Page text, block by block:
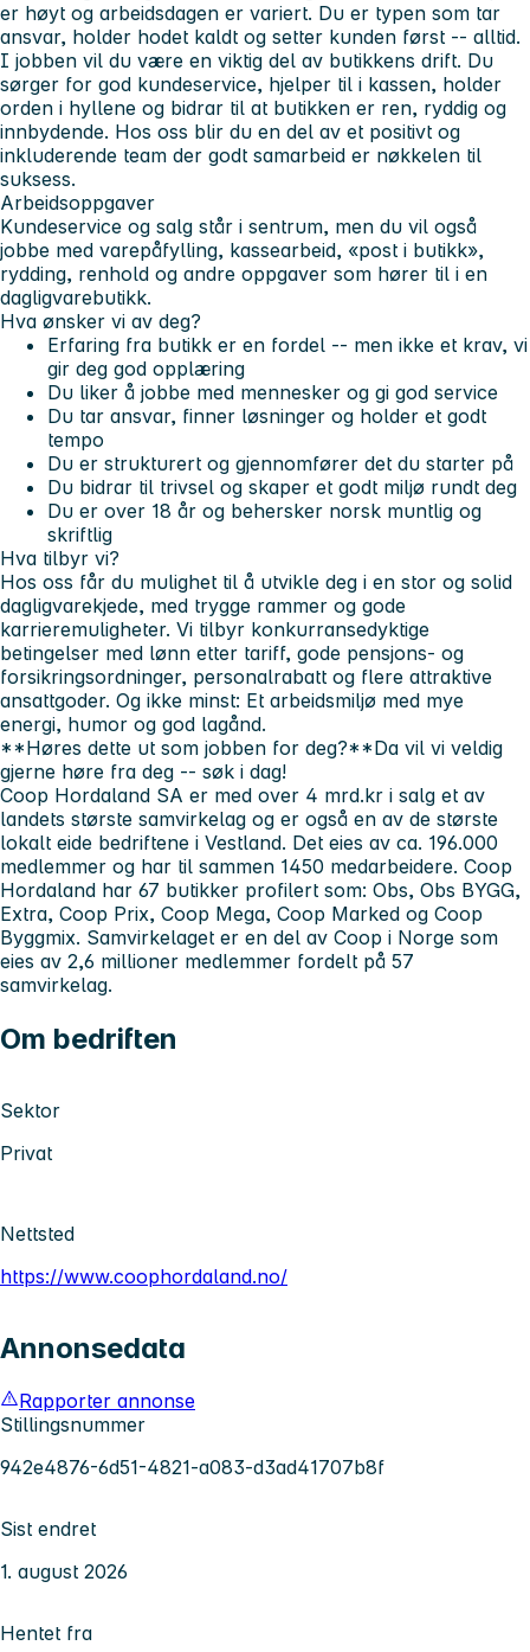
er høyt og arbeidsdagen er variert. Du er typen som tar
ansvar, holder hodet kaldt og setter kunden først -- alltid.
I jobben vil du være en viktig del av butikkens drift. Du
sørger for god kundeservice, hjelper til i kassen, holder
orden i hyllene og bidrar til at butikken er ren, ryddig og
innbydende. Hos oss blir du en del av et positivt og
inkluderende team der godt samarbeid er nøkkelen til
suksess.
Arbeidsoppgaver
Kundeservice og salg står i sentrum, men du vil også
jobbe med varepåfylling, kassearbeid, «post i butikk»,
rydding, renhold og andre oppgaver som hører til i en
dagligvarebutikk.
Hva ønsker vi av deg?
Erfaring fra butikk er en fordel -- men ikke et krav, vi
gir deg god opplæring
Du liker å jobbe med mennesker og gi god service
Du tar ansvar, finner løsninger og holder et godt
tempo
Du er strukturert og gjennomfører det du starter på
Du bidrar til trivsel og skaper et godt miljø rundt deg
Du er over 18 år og behersker norsk muntlig og
skriftlig
Hva tilbyr vi?
Hos oss får du mulighet til å utvikle deg i en stor og solid
dagligvarekjede, med trygge rammer og gode
karrieremuligheter. Vi tilbyr konkurransedyktige
betingelser med lønn etter tariff, gode pensjons- og
forsikringsordninger, personalrabatt og flere attraktive
ansattgoder. Og ikke minst: Et arbeidsmiljø med mye
energi, humor og god lagånd.
**Høres dette ut som jobben for deg?**Da vil vi veldig
gjerne høre fra deg -- søk i dag!
Coop Hordaland SA er med over 4 mrd.kr i salg et av
landets største samvirkelag og er også en av de største
lokalt eide bedriftene i Vestland. Det eies av ca. 196.000
medlemmer og har til sammen 1450 medarbeidere. Coop
Hordaland har 67 butikker profilert som: Obs, Obs BYGG,
Extra, Coop Prix, Coop Mega, Coop Marked og Coop
Byggmix. Samvirkelaget er en del av Coop i Norge som
eies av 2,6 millioner medlemmer fordelt på 57
samvirkelag.
Om bedriften
Sektor
Privat
Nettsted
https://www.coophordaland.no/
Annonsedata
Rapporter annonse
Stillingsnummer
942e4876-6d51-4821-a083-d3ad41707b8f
Sist endret
1. august 2026
Hentet fra